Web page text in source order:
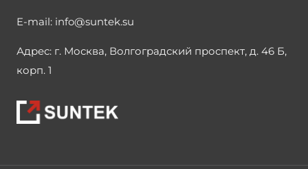
E-mail: info@suntek.su
Адрес: г. Москва, Волгоградский проспект, д. 46 Б,
корп. 1